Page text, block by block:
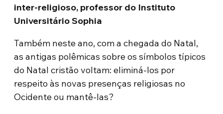
inter-religioso, professor do Instituto
Universitário Sophia
Também neste ano, com a chegada do Natal,
as antigas polêmicas sobre os símbolos típicos
do Natal cristão voltam: eliminá-los por
respeito às novas presenças religiosas no
Ocidente ou mantê-las?